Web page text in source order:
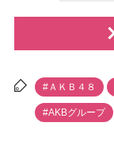
#ＡＫＢ４８
#AKBグループ